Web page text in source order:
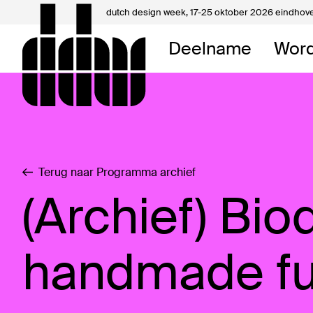
dutch design week,17-25 oktober 2026
Deelname
Mijn
Over
Terug naar Programma archief
(Archief)
handmade